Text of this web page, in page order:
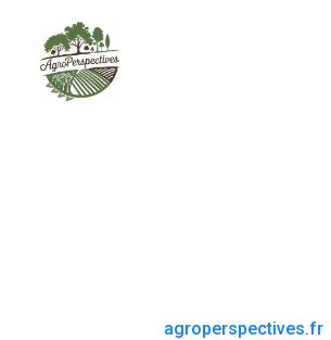
agroperspectives.fr